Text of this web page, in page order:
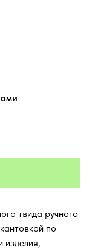
твида ручного
по
изделия,